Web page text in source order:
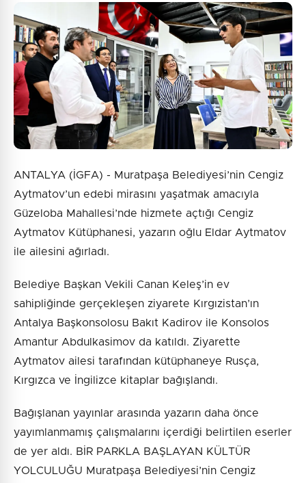
ANTALYA (İGFA) - Muratpaşa Belediyesi’nin Cengiz
Aytmatov’un edebi mirasını yaşatmak amacıyla
Güzeloba Mahallesi’nde hizmete açtığı Cengiz
Aytmatov Kütüphanesi, yazarın oğlu Eldar Aytmatov
ile ailesini ağırladı.
Belediye Başkan Vekili Canan Keleş’in ev
sahipliğinde gerçekleşen ziyarete Kırgızistan’ın
Antalya Başkonsolosu Bakıt Kadirov ile Konsolos
Amantur Abdulkasimov da katıldı. Ziyarette
Aytmatov ailesi tarafından kütüphaneye Rusça,
Kırgızca ve İngilizce kitaplar bağışlandı.
Bağışlanan yayınlar arasında yazarın daha önce
yayımlanmamış çalışmalarını içerdiği belirtilen eserler
de yer aldı. BİR PARKLA BAŞLAYAN KÜLTÜR
YOLCULUĞU Muratpaşa Belediyesi’nin Cengiz